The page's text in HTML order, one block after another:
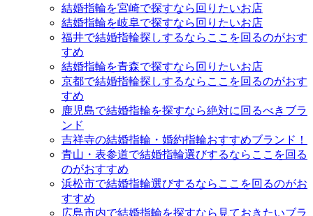
結婚指輪を宮崎で探すなら回りたいお店
結婚指輪を岐阜で探すなら回りたいお店
福井で結婚指輪探しするならここを回るのがおす
すめ
結婚指輪を青森で探すなら回りたいお店
京都で結婚指輪探しするならここを回るのがおす
すめ
鹿児島で結婚指輪を探すなら絶対に回るべきブラ
ンド
吉祥寺の結婚指輪・婚約指輪おすすめブランド！
青山・表参道で結婚指輪選びするならここを回る
のがおすすめ
浜松市で結婚指輪選びするならここを回るのがお
すすめ
広島市内で結婚指輪を探すなら見ておきたいブラ